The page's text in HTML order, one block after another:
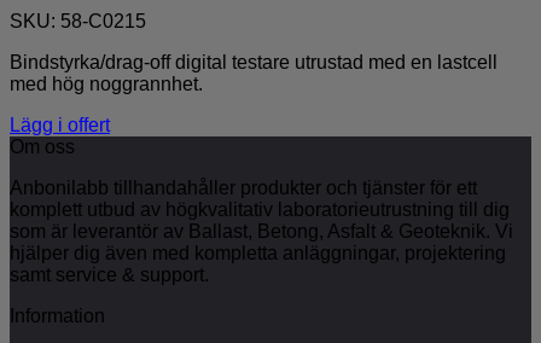
SKU: 58-C0215
Bindstyrka/drag-off digital testare utrustad med en lastcell
med hög noggrannhet.
Lägg i offert
Om oss
Anbonilabb tillhandahåller produkter och tjänster för ett
komplett utbud av högkvalitativ laboratorieutrustning till dig
som är leverantör av Ballast, Betong, Asfalt & Geoteknik. Vi
hjälper dig även med kompletta anläggningar, projektering
samt service & support.
Information